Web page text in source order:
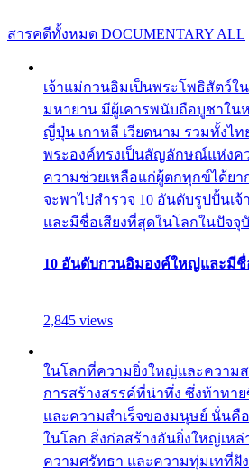
สารคดีทั้งหมด DOCUMENTARY ALL
เจ้าแม่กวนอิมเป็นพระโพธิสัตว์
มหายาน มีผู้เคารพนับถือบูชาใน
ญี่ปุ่น เกาหลี เวียดนาม รวมทั้งไท
พระองค์ทรงเป็นสัญลักษณ์แห่งค
ความช่วยเหลือแก่ผู้ตกทุกข์ได้ยา
จะพาไปสำรวจ 10 อันดับรูปปั้นเ
และมีชื่อเสียงที่สุดในโลกในปัจจุ
10 อันดับกวนอิมองค์ใหญ่และมีชื่
2,845 views
ในโลกที่ความยิ่งใหญ่และความ
การสร้างสรรค์ที่น่าทึ่ง ซึ่งท้าทา
และความสำเร็จของมนุษย์ นั่น
ในโลก สิ่งก่อสร้างอันยิ่งใหญ่เหล่
ความศรัทธา และความทุ่มเทที่ฝั